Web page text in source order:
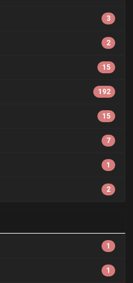
3
2
15
192
15
7
1
2
1
1